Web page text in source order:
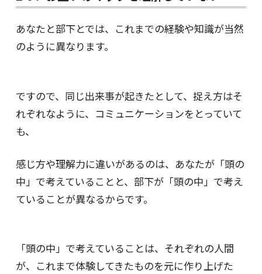
あなたと部下とでは、これまでの経験や知識が当然
のように異なります。
ですので、同じ出来事が起きたとして、捉え方はそ
れぞれなように、コミュニケーションをとっていて
も、
感じ方や理解力に違いがあるのは、あなたが「頭の
中」で考えていることと、部下が「頭の中」で考え
ていることが異なるからです。
「頭の中」で考えていることは、それぞれの人間
が、これまで体験してきたものを元に作り上げた